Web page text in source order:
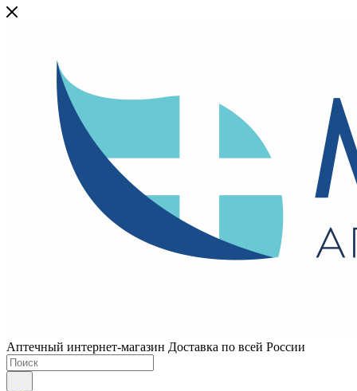
Аптечный интернет-магазин Доставка по всей России